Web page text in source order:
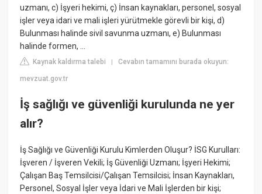
uzmanı, c) İşyeri hekimi, ç) İnsan kaynakları, personel, sosyal
işler veya idari ve mali işleri yürütmekle görevli bir kişi, d)
Bulunması halinde sivil savunma uzmanı, e) Bulunması
halinde formen, ...
Kaynak kaldırma talebi |Cevabın tamamını burada okuyun:
mevzuat.gov.tr
İş sağlığı ve güvenliği kurulunda ne yer
alır?
İş Sağlığı ve Güvenliği Kurulu Kimlerden Oluşur? İSG Kurulları:
İşveren / İşveren Vekili; İş Güvenliği Uzmanı; İşyeri Hekimi;
Çalışan Baş Temsilcisi/Çalışan Temsilcisi; İnsan Kaynakları,
Personel, Sosyal İşler veya İdari ve Mali İşlerden bir kişi;